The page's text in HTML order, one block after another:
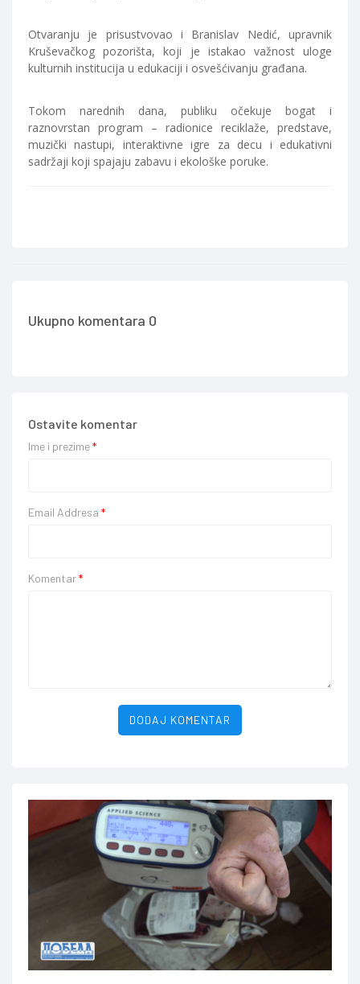
Otvaranju je prisustvovao i Branislav Nedić, upravnik
Kruševačkog pozorišta, koji je istakao važnost uloge
kulturnih institucija u edukaciji i osvešćivanju građana.
Tokom narednih dana, publiku očekuje bogat i
raznovrstan program – radionice reciklaže, predstave,
muzički nastupi, interaktivne igre za decu i edukativni
sadržaji koji spajaju zabavu i ekološke poruke.
Ukupno komentara 0
Ostavite komentar
Ime i prezime*
Email Addresa *
Komentar*
DODAJ KOMENTAR